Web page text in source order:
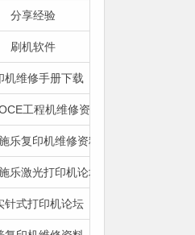
分享经验
刷机软件
机维修手册下载
工程机维修资料
乐复印机维修资料
乐激光打印机论坛
针式打印机论坛